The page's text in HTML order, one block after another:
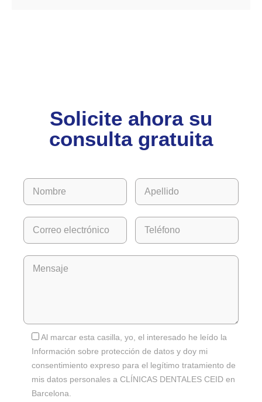
Solicite ahora su
consulta gratuita
Al marcar esta casilla, yo, el interesado he leído la
Información sobre protección de datos y doy mi
consentimiento expreso para el legítimo tratamiento de
mis datos personales a CLÍNICAS DENTALES CEID en
Barcelona.